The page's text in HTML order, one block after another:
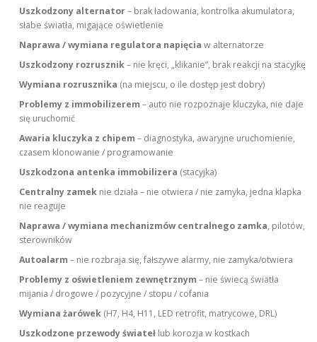
Uszkodzony alternator– brak ładowania, kontrolka akumulatora,
słabe światła, migające oświetlenie
Naprawa / wymiana regulatora napięcia w alternatorze
Uszkodzony rozrusznik– nie kręci, „klikanie”, brak reakcji na stacyjkę
Wymiana rozrusznika (na miejscu, o ile dostęp jest dobry)
Problemy z immobilizerem – auto nie rozpoznaje kluczyka, nie daje
się uruchomić
Awaria kluczyka z chipem – diagnostyka, awaryjne uruchomienie,
czasem klonowanie / programowanie
Uszkodzona antenka immobilizera (stacyjka)
Centralny zamek nie działa – nie otwiera / nie zamyka, jedna klapka
nie reaguje
Naprawa / wymiana mechanizmów centralnego zamka, pilotów,
sterowników
Autoalarm – nie rozbraja się, fałszywe alarmy, nie zamyka/otwiera
Problemy z oświetleniem zewnętrznym – nie świecą światła
mijania / drogowe / pozycyjne / stopu / cofania
Wymiana żarówek (H7, H4, H11, LED retrofit, matrycowe, DRL)
Uszkodzone przewody świateł lub korozja w kostkach